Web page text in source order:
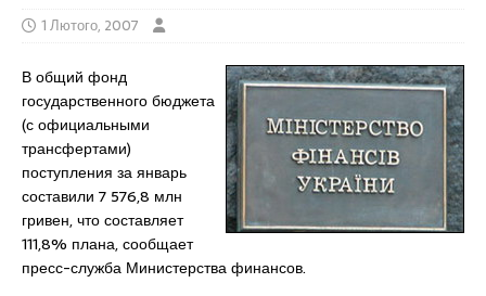
1 Лютого, 2007
В общий фонд
государственного бюджета
(с официальными
трансфертами)
поступления за январь
составили 7 576,8 млн
гривен, что составляет
111,8% плана, сообщает
пресс-служба Министерства финансов.